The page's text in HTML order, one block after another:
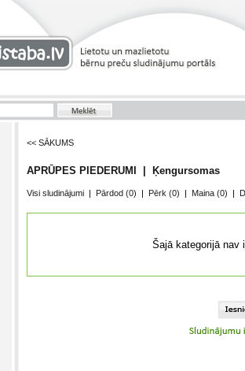
<< SĀKUMS
APRŪPES PIEDERUMI | Ķengursomas
Visi sludinājumi | Pārdod (0) | Pērk (0) | Maina (0) |
Šajā kategorijā nav